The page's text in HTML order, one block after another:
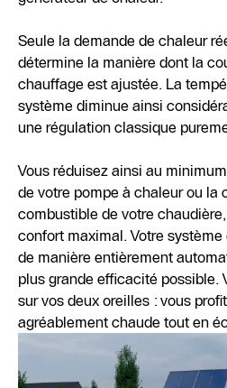
Seule la demande de chaleur
détermine la manière dont la
chauffage est ajustée. La
système diminue ainsi
une régulation classique
Vous réduisez ainsi au
de votre pompe à chaleur ou la
combustible de votre
confort maximal. Votre
de manière entièrement
plus grande efficacité possible.
sur vos deux oreilles : vous
agréablement chaude tout en